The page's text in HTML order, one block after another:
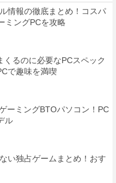
情報の徹底まとめ！コスパ
ミングPCを攻略
くるのに必要なPCスペック
で趣味を満喫
ーミングBTOパソコン！PC
ル
い独占ゲームまとめ！おす